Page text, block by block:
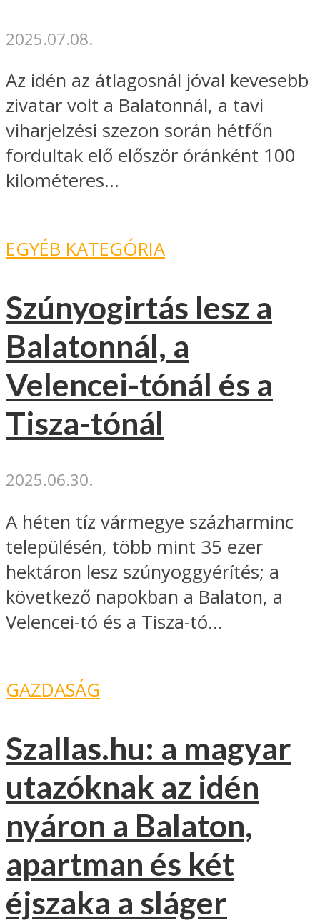
2025.07.08.
Az idén az átlagosnál jóval kevesebb
zivatar volt a Balatonnál, a tavi
viharjelzési szezon során hétfőn
fordultak elő először óránként 100
kilométeres...
EGYÉB KATEGÓRIA
Szúnyogirtás lesz a
Balatonnál, a
Velencei-tónál és a
Tisza-tónál
2025.06.30.
A héten tíz vármegye százharminc
településén, több mint 35 ezer
hektáron lesz szúnyoggyérítés; a
következő napokban a Balaton, a
Velencei-tó és a Tisza-tó...
GAZDASÁG
Szallas.hu: a magyar
utazóknak az idén
nyáron a Balaton,
apartman és két
éjszaka a sláger